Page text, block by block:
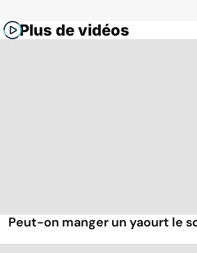
Plus de vidéos
Peut-on manger un yaourt le